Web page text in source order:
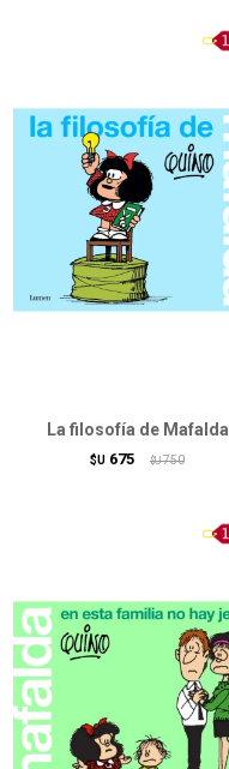
La filosofía de Mafalda
$U 675 $U 750